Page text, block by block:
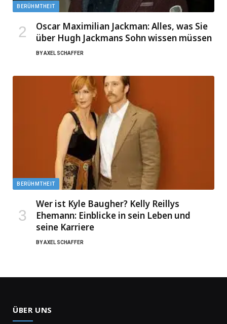
BERÜHMTHEIT
Oscar Maximilian Jackman: Alles, was Sie
über Hugh Jackmans Sohn wissen müssen
BYAXEL SCHAFFER
BERÜHMTHEIT
Wer ist Kyle Baugher? Kelly Reillys
Ehemann: Einblicke in sein Leben und
seine Karriere
BYAXEL SCHAFFER
ÜBER UNS